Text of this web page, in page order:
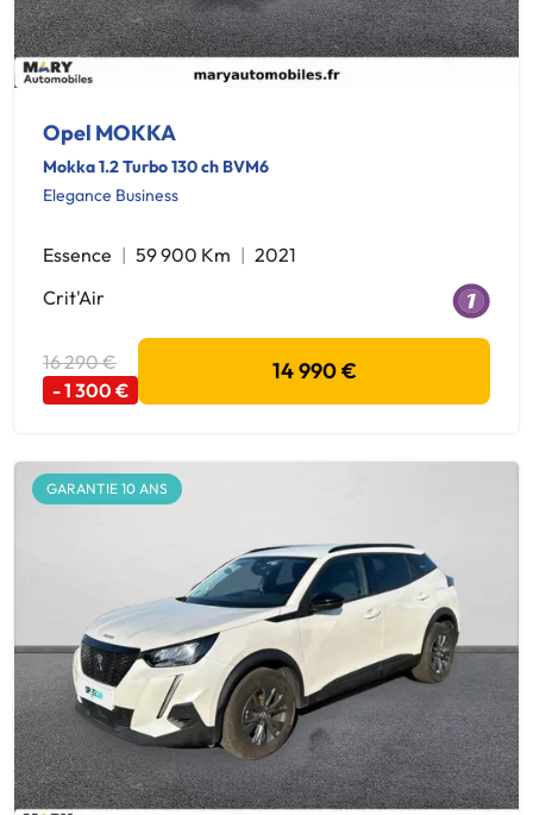
Opel MOKKA
Mokka 1.2 Turbo 130 ch BVM6
Elegance Business
Essence 59 900 Km
2021
Crit'Air
16 290 €
- 1 300 €
14 990 €
GARANTIE 10 ANS